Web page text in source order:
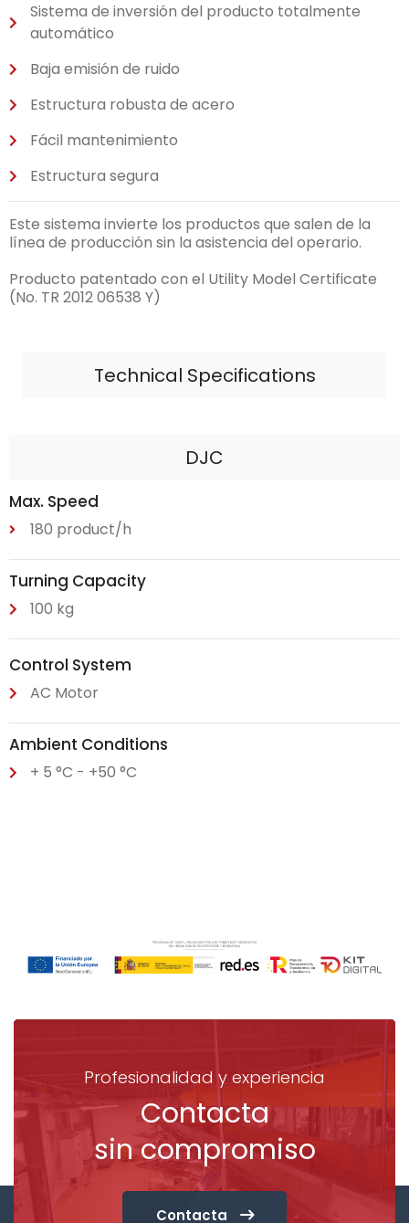
Sistema de inversión del producto totalmente
automático
Baja emisión de ruido
Estructura robusta de acero
Fácil mantenimiento
Estructura segura
Este sistema invierte los productos que salen de la
línea de producción sin la asistencia del operario.
Producto patentado con el Utility Model Certificate
(No. TR 2012 06538 Y)
Technical Specifications
DJC
Max. Speed
180 product/h
Turning Capacity
100 kg
Control System
AC Motor
Ambient Conditions
+ 5 °C - +50 °C
Profesionalidad y experiencia
Contacta
sin compromiso
Contacta